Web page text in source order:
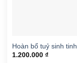
Hoàn bổ tuỷ sinh tinh
1.200.000 ₫